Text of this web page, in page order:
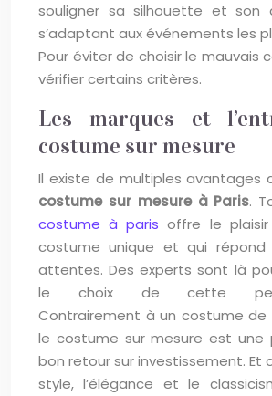
souligner sa silhouette et son
s’adaptant aux événements les
Pour éviter de choisir le mauvais
vérifier certains critères.
Les marques et
costume sur mesure
Il existe de multiples avantages
costume sur mesure à Paris.
costume à paris offre le
costume unique et qui
attentes. Des experts sont là
le choix de cette
Contrairement à un costume
le costume sur mesure est une
bon retour sur investissement. Et
style, l’élégance et le